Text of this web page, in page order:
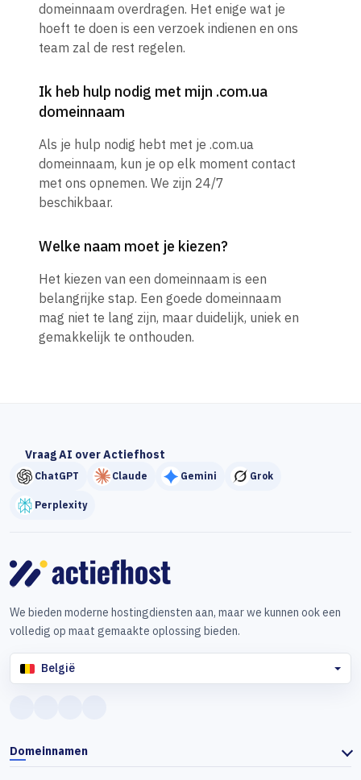
domeinnaam overdragen. Het enige wat je
hoeft te doen is een verzoek indienen en ons
team zal de rest regelen.
Ik heb hulp nodig met mijn .com.ua
domeinnaam
Als je hulp nodig hebt met je .com.ua
domeinnaam, kun je op elk moment contact
met ons opnemen. We zijn 24/7
beschikbaar.
Welke naam moet je kiezen?
Het kiezen van een domeinnaam is een
belangrijke stap. Een goede domeinnaam
mag niet te lang zijn, maar duidelijk, uniek en
gemakkelijk te onthouden.
Vraag AI over Actiefhost
ChatGPT Claude Gemini Grok
Perplexity
We bieden moderne hostingdiensten aan, maar we kunnen ook een
volledig op maat gemaakte oplossing bieden.
België
Domeinnamen